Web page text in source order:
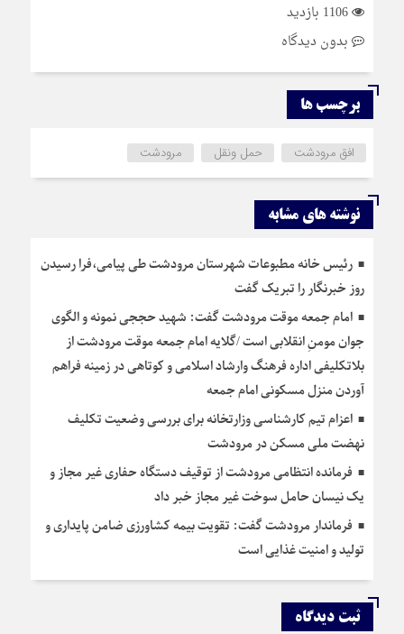
بدون دیدگاه
برچسب ها
افق مرودشت حمل ونقل مرودشت
نوشته های مشابه
رئیس خانه مطبوعات شهرستان مرودشت طی پیامی،فرا رسیدن
روز خبرنگار را تبریک گفت
امام جمعه موقت مرودشت گفت: شهید حججی نمونه و الگوی
جوان مومنِ انقلابی است /گلایه امام جمعه موقت مرودشت از
بلاتکلیفی اداره فرهنگ وارشاد اسلامی و کوتاهی در زمینه فراهم
آوردن منزل مسکونی امام جمعه
اعزام تیم کارشناسی وزارتخانه برای بررسی وضعیت تکلیف
نهضت ملی مسکن در مرودشت
فرمانده انتظامی مرودشت از توقیف دستگاه حفاری غیر مجاز و
یک نیسان حامل سوخت غیر مجاز خبر داد
فرماندار مرودشت گفت: تقویت بیمه کشاورزی ضامن پایداری و
تولید و امنیت غذایی است
ثبت دیدگاه